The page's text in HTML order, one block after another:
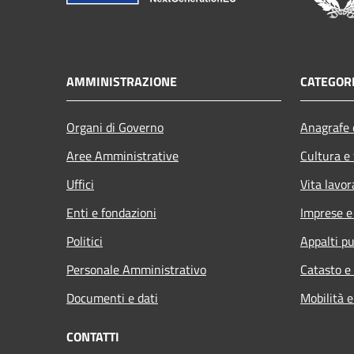
AMMINISTRAZIONE
Organi di Governo
Aree Amministrative
Uffici
Enti e fondazioni
Politici
Personale Amministrativo
Documenti e dati
Cultura
Vita
Imprese
Appalti
Catasto
Mobilità
CONTATTI